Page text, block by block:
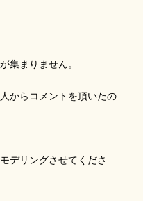
集まりません。
からコメントを頂いたの
デリングさせてくださ